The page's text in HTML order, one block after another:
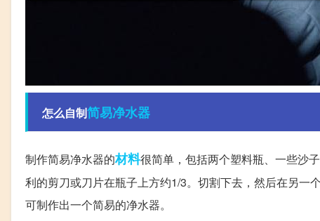
怎么自制简易净水器
制作简易净水器的材料很简单，包括两个塑料瓶、一些沙
利的剪刀或刀片在瓶子上方约1/3。切割下去，然后在另一
可制作出一个简易的净水器。